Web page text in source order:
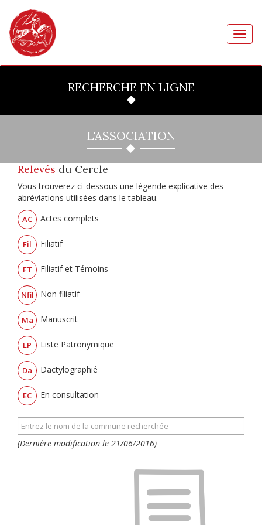
RECHERCHE EN LIGNE
L'ASSOCIATION
Relevés du Cercle
Vous trouverez ci-dessous une légende explicative des
abréviations utilisées dans le tableau.
AC Actes complets
Fil Filiatif
FT Filiatif et Témoins
Nfil Non filiatif
Ma Manuscrit
LP Liste Patronymique
Da Dactylographié
EC En consultation
(Dernière modification le 21/06/2016)